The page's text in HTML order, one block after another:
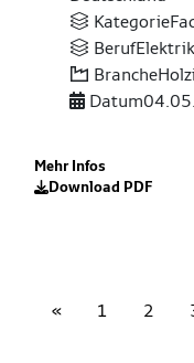
Kategorie
Beruf
Branche
Datum
Mehr Infos
Download PDF
« 1 2